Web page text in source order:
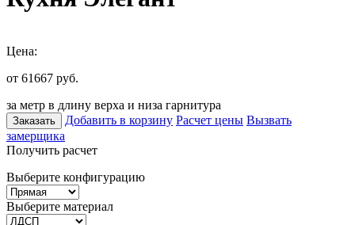
Цена:
от 61667 руб.
за метр в длину верха и низа гарнитура
Заказать Добавить в корзину Расчет цены Вызвать
замерщика
Получить расчет
Выберите конфигурацию
Выберите материал